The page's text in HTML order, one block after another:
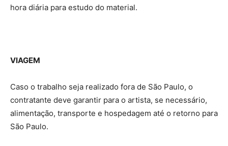
hora diária para estudo do material.
VIAGEM
Caso o trabalho seja realizado fora de São Paulo, o
contratante deve garantir para o artista, se necessário,
alimentação, transporte e hospedagem até o retorno para
São Paulo.